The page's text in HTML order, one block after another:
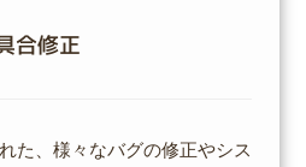
合修正
た、様々なバグの修正やシス